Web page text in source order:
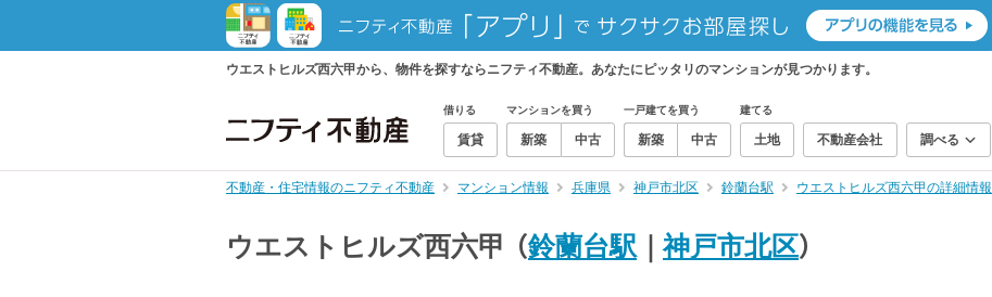
ウエストヒルズ西六甲から、物件を探すならニフティ不動産。あなたにピッタリのマンションが見つかります。
借りる
賃貸
マンションを買う
新築 中古
一戸建てを買う
新築 中古
建てる
土地 不動産会社 調べる
不動産・住宅情報のニフティ不動産 マンション情報 兵庫県 神戸市北区 鈴蘭台駅 ウエストヒルズ西六甲の詳細情報
ウエストヒルズ西六甲 （鈴蘭台駅 ｜神戸市北区）